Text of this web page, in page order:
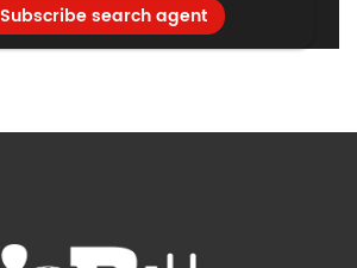
Subscribe search agent